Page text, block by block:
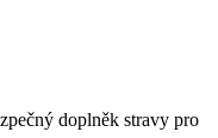
doplněk stravy pro